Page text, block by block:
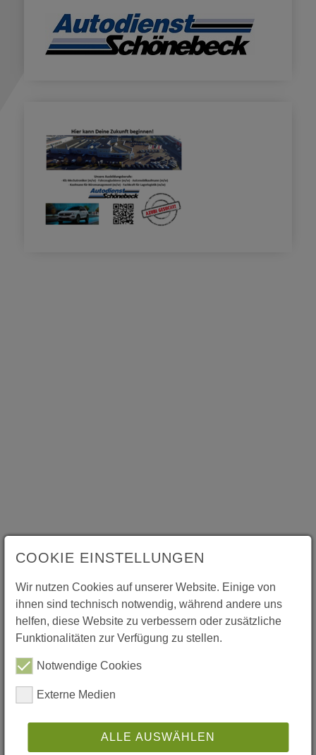
Unser Praktikumsangebot:
Wir suchen Unterstützung für unser Team
und bieten dir Praktiks mit Schwerpunkt
Was Du alles machen wirst:
COOKIE EINSTELLUNGEN
Wir nutzen Cookies auf unserer Website. Einige von
ihnen sind technisch notwendig, während andere uns
helfen, diese Website zu verbessern oder zusätzliche
Funktionalitäten zur Verfügung zu stellen.
Notwendige Cookies
Externe Medien
ALLE AUSWÄHLEN